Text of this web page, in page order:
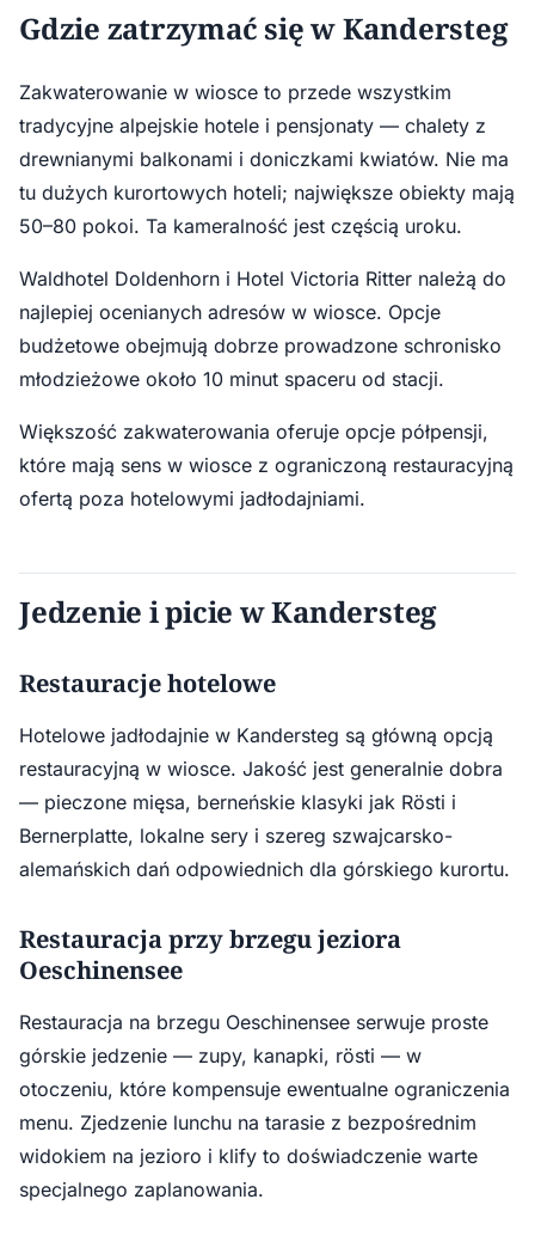
Gdzie zatrzymać się w Kandersteg
Zakwaterowanie w wiosce to przede wszystkim
tradycyjne alpejskie hotele i pensjonaty — chalety z
drewnianymi balkonami i doniczkami kwiatów. Nie ma
tu dużych kurortowych hoteli; największe obiekty mają
50–80 pokoi. Ta kameralność jest częścią uroku.
Waldhotel Doldenhorn i Hotel Victoria Ritter należą do
najlepiej ocenianych adresów w wiosce. Opcje
budżetowe obejmują dobrze prowadzone schronisko
młodzieżowe około 10 minut spaceru od stacji.
Większość zakwaterowania oferuje opcje półpensji,
które mają sens w wiosce z ograniczoną restauracyjną
ofertą poza hotelowymi jadłodajniami.
Jedzenie i picie w Kandersteg
Restauracje hotelowe
Hotelowe jadłodajnie w Kandersteg są główną opcją
restauracyjną w wiosce. Jakość jest generalnie dobra
— pieczone mięsa, berneńskie klasyki jak Rösti i
Bernerplatte, lokalne sery i szereg szwajcarsko-
alemańskich dań odpowiednich dla górskiego kurortu.
Restauracja przy brzegu jeziora
Oeschinensee
Restauracja na brzegu Oeschinensee serwuje proste
górskie jedzenie — zupy, kanapki, rösti — w
otoczeniu, które kompensuje ewentualne ograniczenia
menu. Zjedzenie lunchu na tarasie z bezpośrednim
widokiem na jezioro i klify to doświadczenie warte
specjalnego zaplanowania.